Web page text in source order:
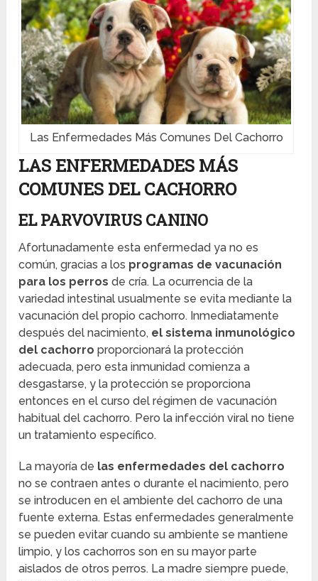
Las Enfermedades Más Comunes Del Cachorro
LAS ENFERMEDADES MÁS
COMUNES DEL CACHORRO
EL PARVOVIRUS CANINO
Afortunadamente esta enfermedad ya no es
común, gracias a los programas de vacunación
para los perros de cría. La ocurrencia de la
variedad intestinal usualmente se evita mediante la
vacunación del propio cachorro. Inmediatamente
después del nacimiento, el sistema inmunológico
del cachorro proporcionará la protección
adecuada, pero esta inmunidad comienza a
desgastarse, y la protección se proporciona
entonces en el curso del régimen de vacunación
habitual del cachorro. Pero la infección viral no tiene
un tratamiento específico.
La mayoría de las enfermedades del cachorro
no se contraen antes o durante el nacimiento, pero
se introducen en el ambiente del cachorro de una
fuente externa. Estas enfermedades generalmente
se pueden evitar cuando su ambiente se mantiene
limpio, y los cachorros son en su mayor parte
aislados de otros perros. La madre siempre puede,